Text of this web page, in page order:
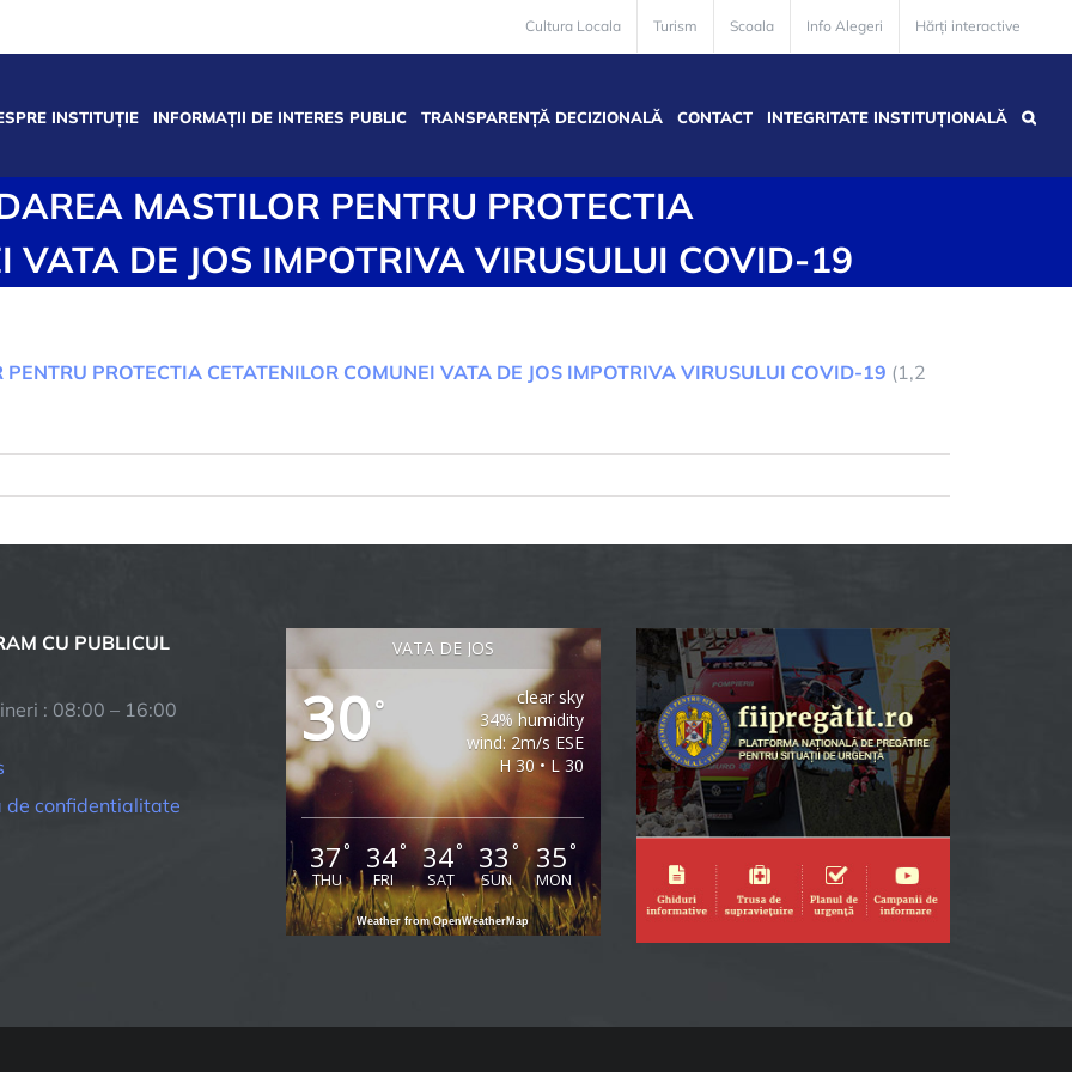
Cultura Locala Turism Scoala Info Alegeri Hărți interactive
INSTITUȚIE INFORMAȚII DE INTERES PUBLIC TRANSPARENȚĂ DECIZIONALĂ CONTACT INTEGRITATE INSTITUȚIONALĂ
MASTILOR PENTRU PROTECTIA
VATA DE JOS IMPOTRIVA VIRUSULUI COVID-19
PROTECTIA CETATENILOR COMUNEI VATA DE JOS IMPOTRIVA VIRUSULUI COVID-19 (1,2
CU PUBLICUL
: 08:00 – 16:00
de confidentialitate
VATA DE JOS
30°
clear sky
34% humidity
wind: 2m/s ESE
H 30 • L 30
37°
THU
34°
FRI
34°
SAT
33 °
SUN
35°
MON
Weather from OpenWeatherMap